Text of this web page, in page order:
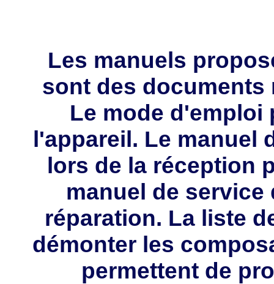
Les manuels
sont des documents
Le mode d'emploi
l'appareil. Le manuel
lors de la réception
manuel de
réparation. La liste
démonter les
permettent de